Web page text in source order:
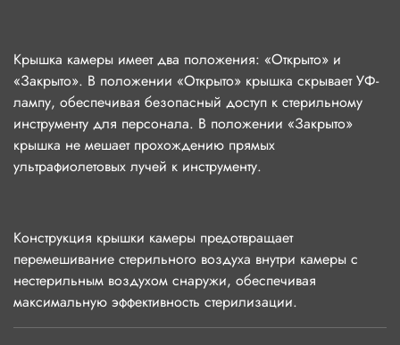
Крышка камеры имеет два положения: «Открыто» и
«Закрыто». В положении «Открыто» крышка скрывает УФ-
лампу, обеспечивая безопасный доступ к стерильному
инструменту для персонала. В положении «Закрыто»
крышка не мешает прохождению прямых
ультрафиолетовых лучей к инструменту.
Конструкция крышки камеры предотвращает
перемешивание стерильного воздуха внутри камеры с
нестерильным воздухом снаружи, обеспечивая
максимальную эффективность стерилизации.